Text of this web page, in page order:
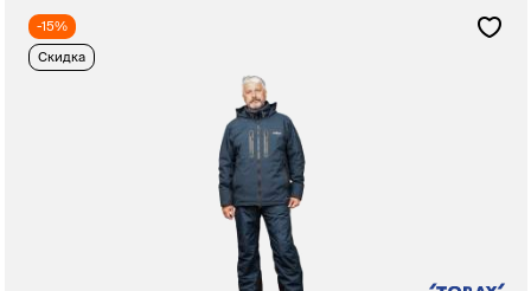
-15%
Скидка